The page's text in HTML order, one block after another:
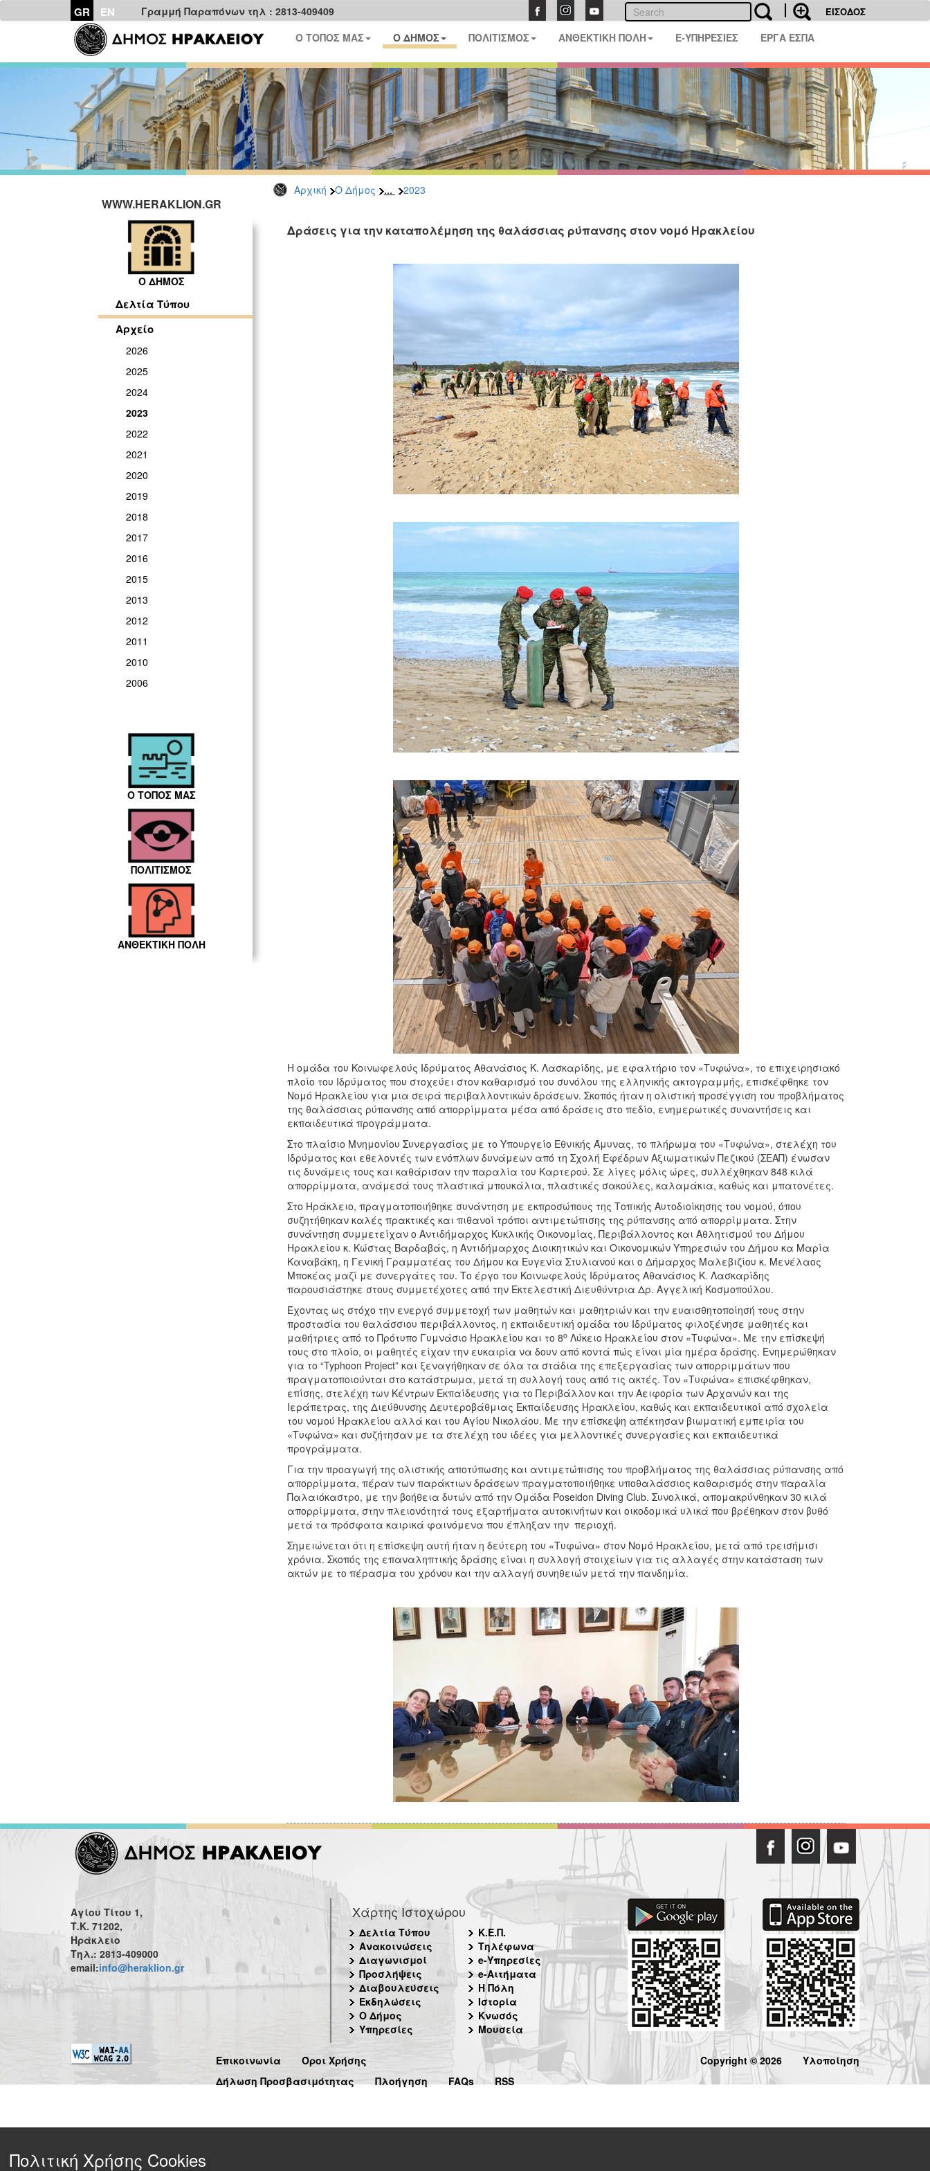
GR EN Γραμμή Παραπόνων τηλ : 2813-409409 ΕΙΣΟΔΟΣ
Ο ΤΟΠΟΣ ΜΑΣ Ο ΔΗΜΟΣ ΠΟΛΙΤΙΣΜΟΣ ΑΝΘΕΚΤΙΚΗ ΠΟΛΗ E-ΥΠΗΡΕΣΙΕΣ ΕΡΓΑ ΕΣΠΑ
Αρχική Ο Δήμος ... 2023
WWW.HERAKLION.GR
Ο ΔΗΜΟΣ
Δελτία Τύπου
Αρχείο
2026
2025
2024
2023
2022
2021
2020
2019
2018
2017
2016
2015
2013
2012
2011
2010
2006
Ο ΤΟΠΟΣ ΜΑΣ
ΠΟΛΙΤΙΣΜΟΣ
ΑΝΘΕΚΤΙΚΗ ΠΟΛΗ
Δράσεις για την καταπολέμηση της θαλάσσιας ρύπανσης στον νομό Ηρακλείου
Η ομάδα του Κοινωφελούς Ιδρύματος Αθανάσιος Κ. Λασκαρίδης, με εφαλτήριο τον «Τυφώνα», το επιχειρησιακό
πλοίο του Ιδρύματος που στοχεύει στον καθαρισμό του συνόλου της ελληνικής ακτογραμμής, επισκέφθηκε τον
Νομό Ηρακλείου για μια σειρά περιβαλλοντικών δράσεων. Σκοπός ήταν η ολιστική προσέγγιση του προβλήματος
της θαλάσσιας ρύπανσης από απορρίμματα μέσα από δράσεις στο πεδίο, ενημερωτικές συναντήσεις και
εκπαιδευτικά προγράμματα.
Στο πλαίσιο Μνημονίου Συνεργασίας με το Υπουργείο Εθνικής Άμυνας, το πλήρωμα του «Τυφώνα», στελέχη του
Ιδρύματος και εθελοντές των ενόπλων δυνάμεων από τη Σχολή Εφέδρων Αξιωματικών Πεζικού (ΣΕΑΠ) ένωσαν
τις δυνάμεις τους και καθάρισαν την παραλία του Καρτερού. Σε λίγες μόλις ώρες, συλλέχθηκαν 848 κιλά
απορρίμματα, ανάμεσά τους πλαστικά μπουκάλια, πλαστικές σακούλες, καλαμάκια, καθώς και μπατονέτες.
Στο Ηράκλειο, πραγματοποιήθηκε συνάντηση με εκπροσώπους της Τοπικής Αυτοδιοίκησης του νομού, όπου
συζητήθηκαν καλές πρακτικές και πιθανοί τρόποι αντιμετώπισης της ρύπανσης από απορρίμματα. Στην
συνάντηση συμμετείχαν ο Αντιδήμαρχος Κυκλικής Οικονομίας, Περιβάλλοντος και Αθλητισμού του Δήμου
Ηρακλείου κ. Κώστας Βαρδαβάς, η Αντιδήμαρχος Διοικητικών και Οικονομικών Υπηρεσιών του Δήμου κα Μαρία
Καναβάκη, η Γενική Γραμματέας του Δήμου κα Ευγενία Στυλιανού και ο Δήμαρχος Μαλεβιζίου κ. Μενέλαος
Μποκέας μαζί με συνεργάτες του. Το έργο του Κοινωφελούς Ιδρύματος Αθανάσιος Κ. Λασκαρίδης
παρουσιάστηκε στους συμμετέχοτες από την Εκτελεστική Διευθύντρια Δρ. Αγγελική Κοσμοπούλου.
Έχοντας ως στόχο την ενεργό συμμετοχή των μαθητών και μαθητριών και την ευαισθητοποίησή τους στην
προστασία του θαλάσσιου περιβάλλοντος, η εκπαιδευτική ομάδα του Ιδρύματος φιλοξένησε μαθητές και
μαθήτριες από το Πρότυπο Γυμνάσιο Ηρακλείου και το 8οΛύκειο Ηρακλείου στον «Τυφώνα». Με την επίσκεψή
τους στο πλοίο, οι μαθητές είχαν την ευκαιρία να δουν από κοντά πώς είναι μία ημέρα δράσης. Ενημερώθηκαν
για το “Typhoon Project” και ξεναγήθηκαν σε όλα τα στάδια της επεξεργασίας των απορριμμάτων που
πραγματοποιούνται στο κατάστρωμα, μετά τη συλλογή τους από τις ακτές. Τον «Τυφώνα» επισκέφθηκαν,
επίσης, στελέχη των Κέντρων Εκπαίδευσης για το Περιβάλλον και την Αειφορία των Αρχανών και της
Ιεράπετρας, της Διεύθυνσης Δευτεροβάθμιας Εκπαίδευσης Ηρακλείου, καθώς και εκπαιδευτικοί από σχολεία
του νομού Ηρακλείου αλλά και του Αγίου Νικολάου. Με την επίσκεψη απέκτησαν βιωματική εμπειρία του
«Τυφώνα» και συζήτησαν με τα στελέχη του ιδέες για μελλοντικές συνεργασίες και εκπαιδευτικά
προγράμματα.
Για την προαγωγή της ολιστικής αποτύπωσης και αντιμετώπισης του προβλήματος της θαλάσσιας ρύπανσης από
απορρίμματα, πέραν των παράκτιων δράσεων πραγματοποιήθηκε υποθαλάσσιος καθαρισμός στην παραλία
Παλαιόκαστρο, με την βοήθεια δυτών από την Ομάδα Poseidon Diving Club. Συνολικά, απομακρύνθηκαν 30 κιλά
απορρίμματα, στην πλειονότητά τους εξαρτήματα αυτοκινήτων και οικοδομικά υλικά που βρέθηκαν στον βυθό
μετά τα πρόσφατα καιρικά φαινόμενα που έπληξαν την περιοχή.
Σημειώνεται ότι η επίσκεψη αυτή ήταν η δεύτερη του «Τυφώνα» στον Νομό Ηρακλείου, μετά από τρεισήμισι
χρόνια. Σκοπός της επαναληπτικής δράσης είναι η συλλογή στοιχείων για τις αλλαγές στην κατάσταση των
ακτών με το πέρασμα του χρόνου και την αλλαγή συνηθειών μετά την πανδημία.
Αγίου Τίτου 1,
Τ.Κ. 71202,
Ηράκλειο
Τηλ.: 2813-409000
email:info@heraklion.gr
Χάρτης Ιστοχώρου
Δελτία Τύπου
Ανακοινώσεις
Διαγωνισμοί
Προσλήψεις
Διαβουλεύσεις
Εκδηλώσεις
Ο Δήμος
Υπηρεσίες
Κ.Ε.Π.
Τηλέφωνα
e-Υπηρεσίες
e-Αιτήματα
Η Πόλη
Ιστορία
Κνωσός
Μουσεία
Επικοινωνία
Όροι Χρήσης
Δήλωση Προσβασιμότητας
Πλοήγηση FAQs RSS
Copyright © 2026 Υλοποίηση
Πολιτική Χρήσης Cookies